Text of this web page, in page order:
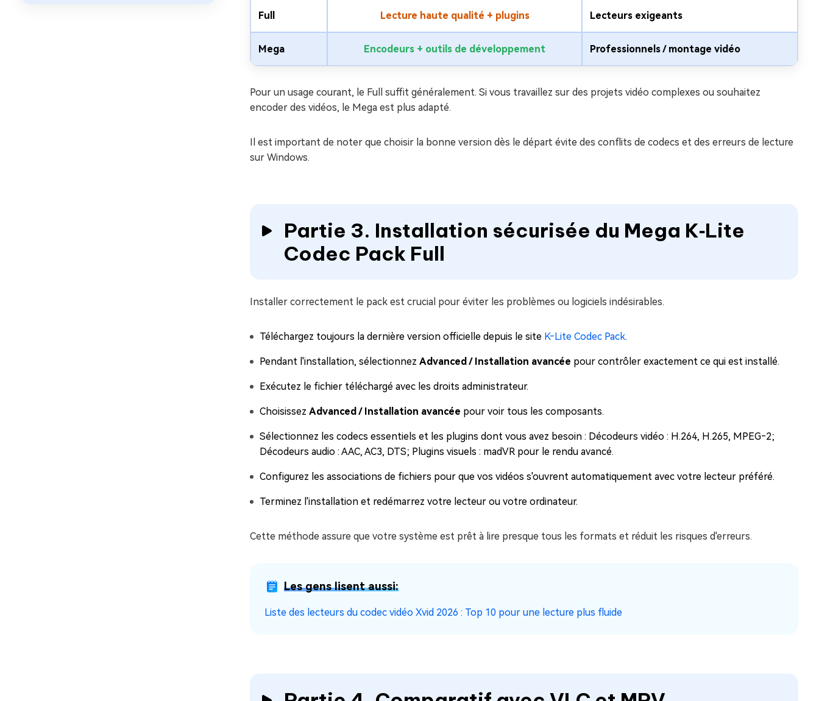
Full Lecture haute qualité + plugins Lecteurs exigeants
Mega Encodeurs + outils de développement Professionnels / montage vidéo
Pour un usage courant, le Full suffit généralement. Si vous travaillez sur des projets vidéo complexes ou souhaitez
encoder des vidéos, le Mega est plus adapté.
Il est important de noter que choisir la bonne version dès le départ évite des conflits de codecs et des erreurs de lecture
sur Windows.
Partie 3. Installation sécurisée du Mega K‑Lite
Codec Pack Full
Installer correctement le pack est crucial pour éviter les problèmes ou logiciels indésirables.
Téléchargez toujours la dernière version officielle depuis le site K‑Lite Codec Pack.
Pendant l'installation, sélectionnez Advanced / Installation avancée pour contrôler exactement ce qui est installé.
Exécutez le fichier téléchargé avec les droits administrateur.
Choisissez Advanced / Installation avancée pour voir tous les composants.
Sélectionnez les codecs essentiels et les plugins dont vous avez besoin : Décodeurs vidéo : H.264, H.265, MPEG‑2;
Décodeurs audio : AAC, AC3, DTS; Plugins visuels : madVR pour le rendu avancé.
Configurez les associations de fichiers pour que vos vidéos s'ouvrent automatiquement avec votre lecteur préféré.
Terminez l'installation et redémarrez votre lecteur ou votre ordinateur.
Cette méthode assure que votre système est prêt à lire presque tous les formats et réduit les risques d'erreurs.
Les gens lisent aussi:
Liste des lecteurs du codec vidéo Xvid 2026 : Top 10 pour une lecture plus fluide